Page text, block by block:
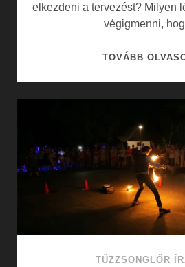
elkezdeni a tervezést? Milyen
végigmenni,
TOVÁBB
TŰZZSONGLŐR